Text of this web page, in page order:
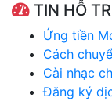
TIN HỖ
Ứng tiền
Cách
Cài nhạc
Đăng ký